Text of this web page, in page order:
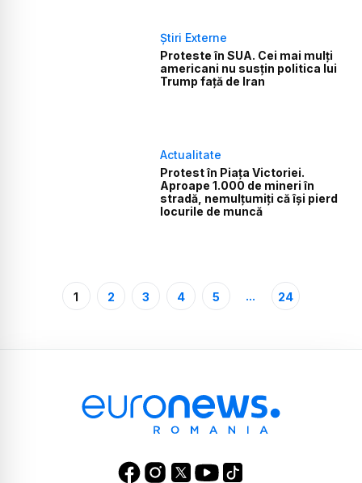
Știri Externe
Proteste în SUA. Cei mai mulți
americani nu susțin politica lui
Trump față de Iran
Actualitate
Protest în Piața Victoriei.
Aproape 1.000 de mineri în
stradă, nemulțumiți că își pierd
locurile de muncă
1 2 3 4 5 ... 24